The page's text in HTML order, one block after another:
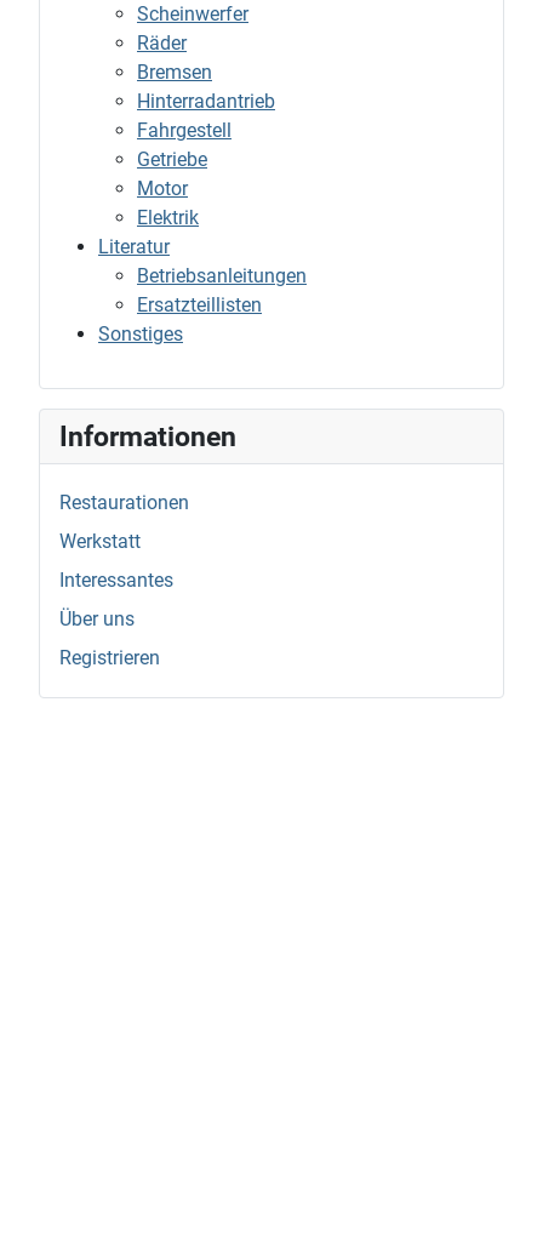
Scheinwerfer
Räder
Bremsen
Hinterradantrieb
Fahrgestell
Getriebe
Motor
Elektrik
Literatur
Betriebsanleitungen
Ersatzteillisten
Sonstiges
Informationen
Restaurationen
Werkstatt
Interessantes
Über uns
Registrieren